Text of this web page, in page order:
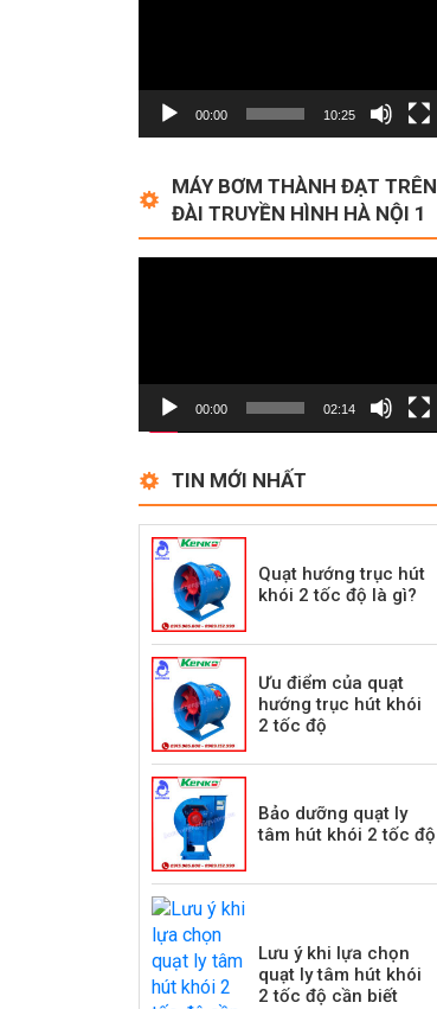
00:00 10:25
MÁY BƠM THÀNH ĐẠT TRÊN
ĐÀI TRUYỀN HÌNH HÀ NỘI 1
00:00 02:14
TIN MỚI NHẤT
Quạt hướng trục hút
khói 2 tốc độ là gì?
Ưu điểm của quạt
hướng trục hút khói
2 tốc độ
Bảo dưỡng quạt ly
tâm hút khói 2 tốc độ
Lưu ý khi lựa chọn
quạt ly tâm hút khói
2 tốc độ cần biết